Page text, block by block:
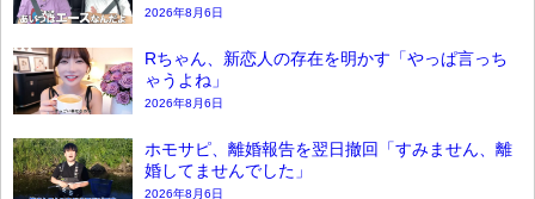
2026年8月6日
Rちゃん、新恋人の存在を明かす「やっぱ言っち
ゃうよね」
2026年8月6日
ホモサピ、離婚報告を翌日撤回「すみません、離
婚してませんでした」
2026年8月6日